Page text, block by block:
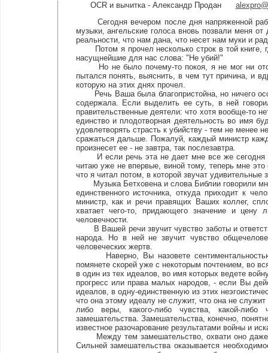
OCR и вычитка - Александр Продан
Сегодня вечером после дня напряженной
музыки, ангельские голоса вновь позвали меня
реальности, что нам дана, что несет нам муки и
Потом я прочел несколько строк в той книге,
насущнейшие для нас слова: "Не убий!"
Но не было почему-то покоя, я не мог ни
пытался понять, выяснить, в чем тут причина, и
которую на этих днях прочел.
Речь Ваша была благопристойна, но ничего
содержала. Если выделить ее суть, в ней
правительственные деятели: что хотя вообще-то
единство и плодотворная деятельность во имя
удовлетворять страсть к убийству - тем не менее
сражаться дальше. Пожалуй, каждый министр
произнесет ее - не завтра, так послезавтра.
И если речь эта не дает мне все же сегодня
читаю уже не впервые, виной тому, теперь мне
что я читал потом, в которой звучат
Музыка Бетховена и слова Библии говорили
единственного источника, откуда приходит к
министр, как и речи правящих Ваших коллег,
хватает чего-то, придающего значение и
человечности.
В Вашей речи звучит чувство заботы и
народа. Но в ней не звучит чувство
человеческих жертв.
Наверно, Вы назовете
помянете скорей уже с некоторым почтением, во
в один из тех идеалов, во имя которых ведете
прогресс или права малых народов, - если Вы
идеалов, в одну-единственную из этих
что она этому идеалу не служит, что она не
либо веры, какого-либо чувства, какой-
замешательства. Замешательства, конечно,
известное разочарование результатами войны и
Между тем замешательство, охвати оно даже
Сильней замешательства оказывается